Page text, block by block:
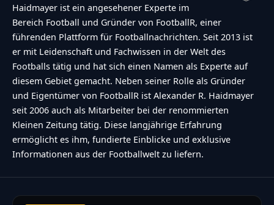
Haidmayer ist ein angesehener Experte im
Bereich Football und Gründer von FootballR, einer
führenden Plattform für Footballnachrichten. Seit 2013 ist
er mit Leidenschaft und Fachwissen in der Welt des
Footballs tätig und hat sich einen Namen als Experte auf
diesem Gebiet gemacht. Neben seiner Rolle als Gründer
und Eigentümer von FootballR ist Alexander R. Haidmayer
seit 2006 auch als Mitarbeiter bei der renommierten
Kleinen Zeitung tätig. Diese langjährige Erfahrung
ermöglicht es ihm, fundierte Einblicke und exklusive
Informationen aus der Footballwelt zu liefern.